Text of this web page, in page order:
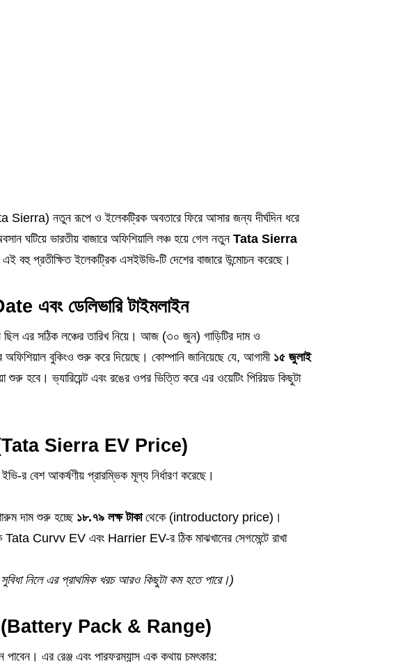
Sierra) নতুন রূপে ও ইলেকট্রিক অবতারে ফিরে আসার জন্য দীর্ঘদিন ধরে
ঘটিয়ে ভারতীয় বাজারে অফিশিয়ালি লঞ্চ হয়ে গেল নতুন Tata Sierra
এই বহু প্রতীক্ষিত ইলেকট্রিক এসইউভি-টি দেশের বাজারে উন্মোচন করেছে।
ডেলিভারি টাইমলাইন
এর সঠিক লঞ্চের তারিখ নিয়ে। আজ (৩০ জুন) গাড়িটির দাম ও
অফিশিয়াল বুকিংও শুরু করে দিয়েছে। কোম্পানি জানিয়েছে যে, আগামী ১৫ জুলাই
শুরু হবে। ভ্যারিয়েন্ট এবং রঙের ওপর ভিত্তি করে এর ওয়েটিং পিরিয়ড কিছুটা
(Tata Sierra EV Price)
ইভি-র বেশ আকর্ষণীয় প্রারম্ভিক মূল্য নির্ধারণ করেছে।
দাম শুরু হচ্ছে ১৮.৭৯ লক্ষ টাকাথেকে (introductory price)।
Tata Curvv EV এবং Harrier EV-র ঠিক মাঝখানের সেগমেন্টে রাখা
নিলে এর প্রাথমিক খরচ আরও কিছুটা কম হতে পারে।)
(Battery Pack & Range)
পাবেন। এর রেঞ্জ এবং পারফরম্যান্স এক কথায় চমৎকার: